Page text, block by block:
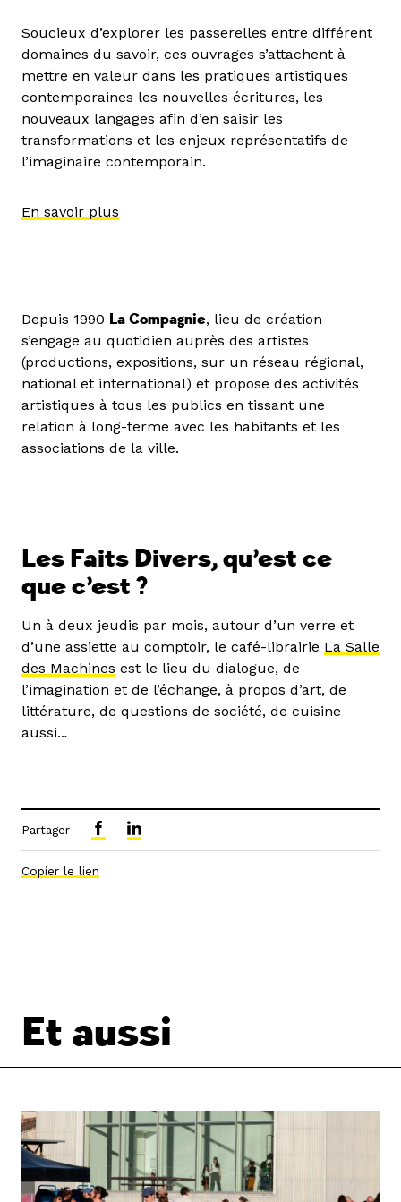
Soucieux d’explorer les passerelles entre différent
domaines du savoir, ces ouvrages s’attachent à
mettre en valeur dans les pratiques artistiques
contemporaines les nouvelles écritures, les
nouveaux langages afin d’en saisir les
transformations et les enjeux représentatifs de
l’imaginaire contemporain.
En savoir plus
Depuis 1990 La Compagnie, lieu de création
s’engage au quotidien auprès des artistes
(productions, expositions, sur un réseau régional,
national et international) et propose des activités
artistiques à tous les publics en tissant une
relation à long-terme avec les habitants et les
associations de la ville.
Les Faits Divers, qu’est ce
que c’est ?
Un à deux jeudis par mois, autour d’un verre et
d’une assiette au comptoir, le café-librairie La Salle
des Machines est le lieu du dialogue, de
l’imagination et de l’échange, à propos d’art, de
littérature, de questions de société, de cuisine
aussi...
Partager
Copier le lien
Et aussi